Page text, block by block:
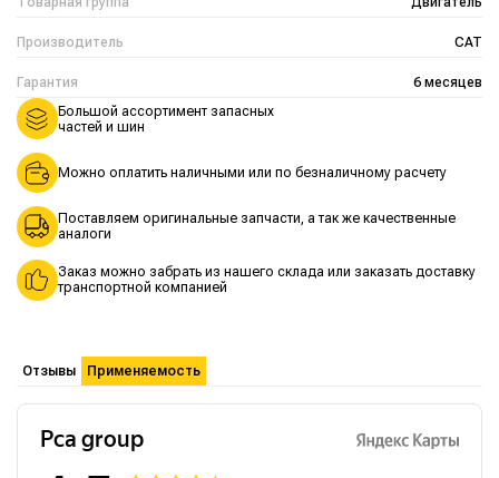
Производитель CAT
Гарантия 6 месяцев
Большой ассортимент запасных
частей и шин
Можно оплатить наличными или по безналичному расчету
Поставляем оригинальные запчасти, а так же качественные
аналоги
Заказ можно забрать из нашего склада или заказать доставку
транспортной компанией
Отзывы Применяемость